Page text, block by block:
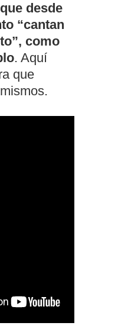
desde
“cantan
como
. Aquí
que